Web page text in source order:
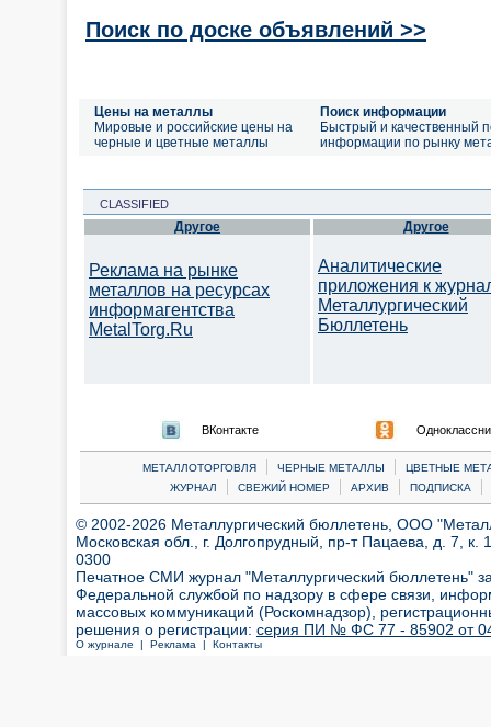
Поиск по доске объявлений >>
Цены на металлы
Мировые и российские цены на
черные и цветные металлы
Поиск информации
Быстрый и качественный
информации по рынку
CLASSIFIED
Другое
Реклама на рынке
металлов на ресурсах
информагентства
MetalTorg.Ru
Другое
Аналитические
приложения к
Металлургический
Бюллетень
ВКонтакте
МЕТАЛЛОТОРГОВЛЯ | ЧЕРНЫЕ МЕТАЛЛЫ |
ЦВЕТНЫЕ
ЖУРНАЛ
| СВЕЖИЙ НОМЕР | АРХИВ | ПОДПИСКА |
© 2002-2026 Металлургический бюллетень, ООО
Московская обл., г. Долгопрудный, пр-т Пацаева, д. 7,
0300
Печатное СМИ журнал "Металлургический бюллетень"
Федеральной службой по надзору в сфере связи,
массовых коммуникаций (Роскомнадзор),
решения о регистрации: серия ПИ № ФС 77 - 85902 от 04
О журнале | Реклама | Контакты